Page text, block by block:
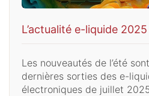
L’actualité e-liquide
Les nouveautés de l’été
dernières sorties des e-
électroniques de juillet